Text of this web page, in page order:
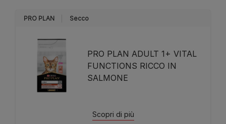
PRO PLAN Secco
PRO PLAN ADULT 1+ VITAL
FUNCTIONS RICCO IN
SALMONE
Scopri di più